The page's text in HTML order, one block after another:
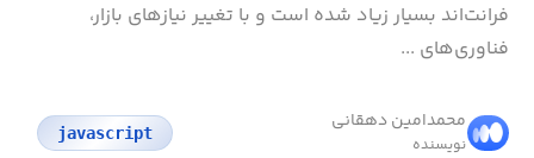
فرانت‌اند بسیار زیاد شده است و با تغییر نیازهای بازار،
فناوری‌های ...
محمد‌امین دهقانی
نویسنده
javascript